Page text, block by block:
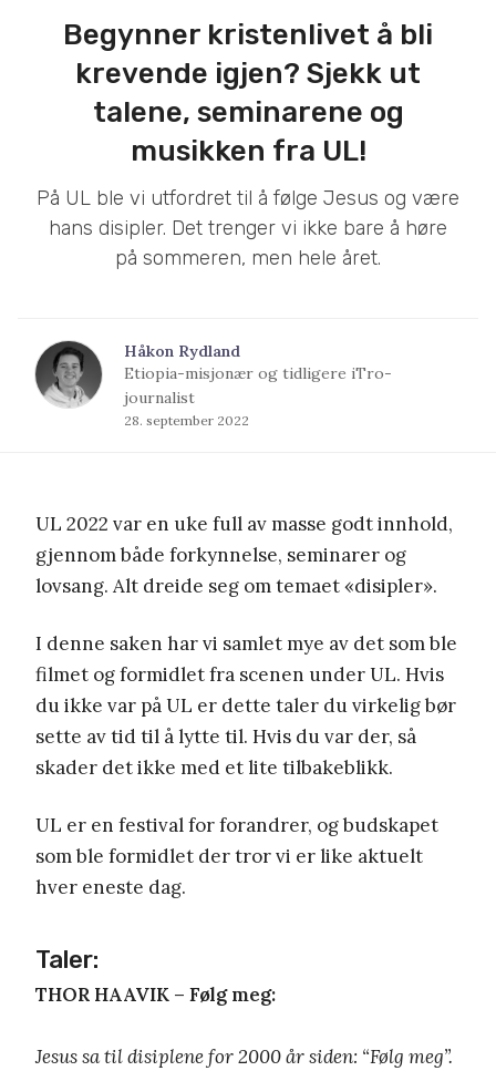
Begynner kristenlivet å bli
krevende igjen? Sjekk ut
talene, seminarene og
musikken fra UL!
På UL ble vi utfordret til å følge Jesus og være
hans disipler. Det trenger vi ikke bare å høre
på sommeren, men hele året.
Håkon Rydland
Etiopia-misjonær og tidligere iTro-
journalist
28. september 2022
UL 2022 var en uke full av masse godt innhold,
gjennom både forkynnelse, seminarer og
lovsang. Alt dreide seg om temaet «disipler».
I denne saken har vi samlet mye av det som ble
filmet og formidlet fra scenen under UL. Hvis
du ikke var på UL er dette taler du virkelig bør
sette av tid til å lytte til. Hvis du var der, så
skader det ikke med et lite tilbakeblikk.
UL er en festival for forandrer, og budskapet
som ble formidlet der tror vi er like aktuelt
hver eneste dag.
Taler:
THOR HAAVIK – Følg meg:
Jesus sa til disiplene for 2000 år siden: “Følg meg”.